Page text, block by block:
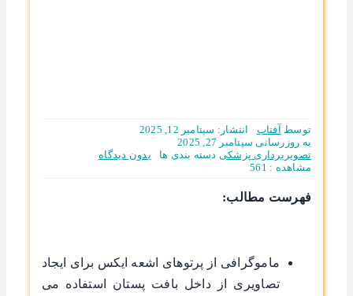
توسطآفتاب
انتشار: سپتامبر 12, 2025
به روزرسانی سپتامبر 27, 2025
تصویربرداری پزشکیدسته بندی ها بدون ديدگاهon
مشاهده : 561
فهرست مطالب:
ماموگرافی از پرتوهای اشعه ایکس برای ایجاد
تصاویری از داخل بافت پستان استفاده می